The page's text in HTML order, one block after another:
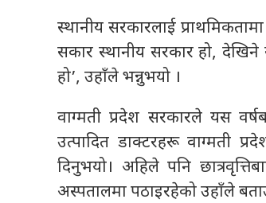
स्थानीय सरकारलाई
सकार स्थानीय सरकार हो,
हो’, उहाँले भन्नुभयो ।
वाग्मती प्रदेश सरकारले यस
उत्पादित डाक्टरहरू वाग्मती
दिनुभयो। अहिले पनि
अस्पतालमा पठाइरहेको उहाँले